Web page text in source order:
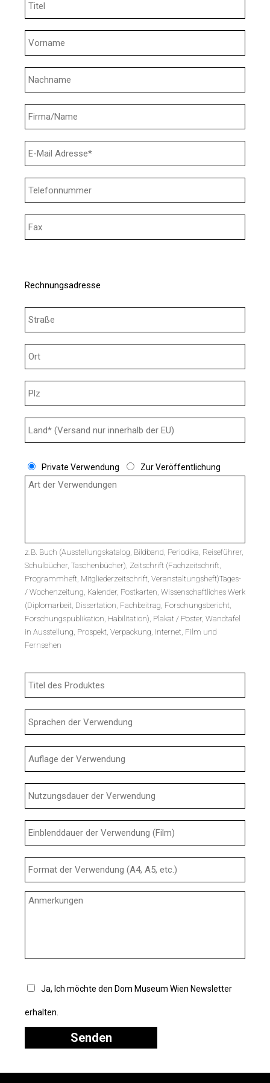
Rechnungsadresse
Private Verwendung Zur Veröffentlichung
z.B. Buch (Ausstellungskatalog, Bildband, Periodika, Reiseführer,
Schulbücher, Taschenbücher), Zeitschrift (Fachzeitschrift,
Programmheft, Mitgliederzeitschrift, Veranstaltungsheft)Tages-
/ Wochenzeitung, Kalender, Postkarten, Wissenschaftliches Werk
(Diplomarbeit, Dissertation, Fachbeitrag, Forschungsbericht,
Forschungspublikation, Habilitation), Plakat / Poster, Wandtafel
in Ausstellung, Prospekt, Verpackung, Internet, Film und
Fernsehen
Ja, Ich möchte den Dom Museum Wien Newsletter
erhalten.
Senden